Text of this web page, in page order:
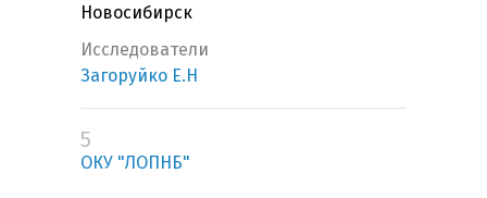
Новосибирск
Исследователи
Загоруйко Е.Н
5
ОКУ "ЛОПНБ"